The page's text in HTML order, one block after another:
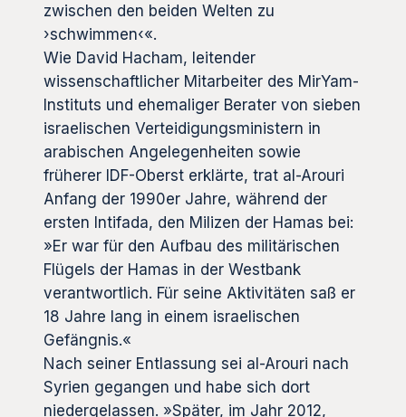
zwischen den beiden Welten zu
›schwimmen‹«.
Wie David Hacham, leitender
wissenschaftlicher Mitarbeiter des MirYam-
Instituts und ehemaliger Berater von sieben
israelischen Verteidigungsministern in
arabischen Angelegenheiten sowie
früherer IDF-Oberst erklärte, trat al-Arouri
Anfang der 1990er Jahre, während der
ersten Intifada, den Milizen der Hamas bei:
»Er war für den Aufbau des militärischen
Flügels der Hamas in der Westbank
verantwortlich. Für seine Aktivitäten saß er
18 Jahre lang in einem israelischen
Gefängnis.«
Nach seiner Entlassung sei al-Arouri nach
Syrien gegangen und habe sich dort
niedergelassen. »Später, im Jahr 2012,